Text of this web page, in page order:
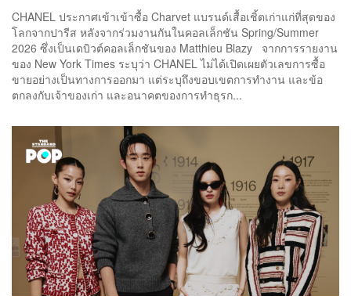
CHANEL ประกาศเข้าเข้าซื้อ Charvet แบรนด์เสื้อเชิ้ตเก่าแก่ที่สุดของ
โลกจากปารีส หลังจากร่วมงานกันในคอลเล็กชัน Spring/Summer
2026 ซึ่งเป็นเดบิวต์คอลเล็กชันของ Matthieu Blazy จากการรายงาน
ของ New York Times ระบุว่า CHANEL ไม่ได้เปิดเผยตัวเลขการซื้อ
ขายอย่างเป็นทางการออกมา แต่ระบุถึงขอบเขตการทำงาน และข้อ
ตกลงกับเจ้าของเก่า และอนาคตของการทำธุรก...